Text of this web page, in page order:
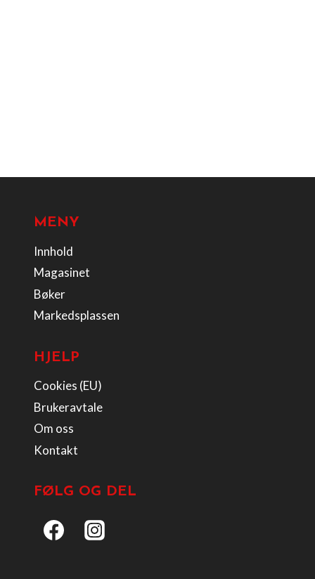
MENY
Innhold
Magasinet
Bøker
Markedsplassen
HJELP
Cookies (EU)
Brukeravtale
Om oss
Kontakt
FØLG OG DEL